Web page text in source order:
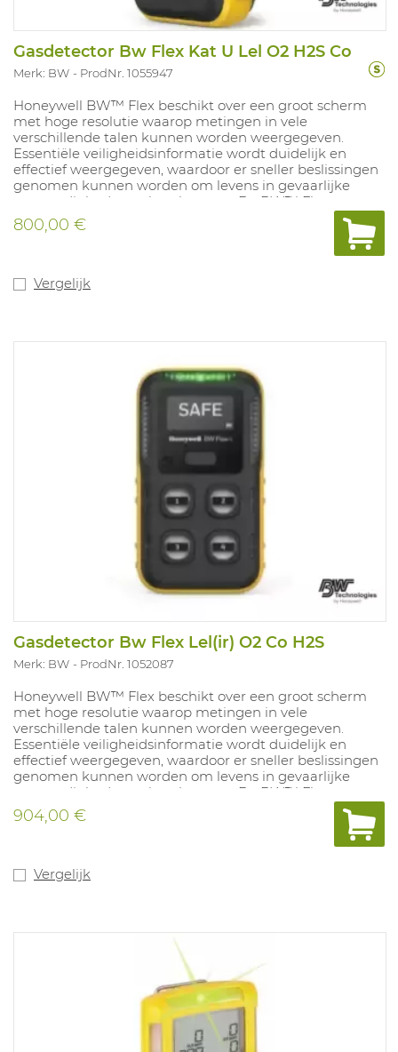
Gasdetector Bw Flex Kat U Lel O2 H2S Co
Merk: BW ProdNr. 1055947
Honeywell BW™ Flex beschikt over een groot scherm
met hoge resolutie waarop metingen in vele
verschillende talen kunnen worden weergegeven.
Essentiële veiligheidsinformatie wordt duidelijk en
effectief weergegeven, waardoor er sneller beslissingen
genomen kunnen worden om levens in gevaarlijke
omstandigheden te beschermen. De BW™ Flex
gebruikt intelligente sensoren uit de i-serie. Deze
sensoren monitoren in real time de sensorstatus en
maken geavanceerd preventief ijken mogelijk. Ook
en het einde van het productleven. Door deze
van 4,5u, compatibel met Intellidox. Versie met
800,00 €
Vergelijk
Gasdetector Bw Flex Lel(ir) O2 Co H2S
Merk: BW ProdNr. 1052087
Honeywell BW™ Flex beschikt over een groot scherm
met hoge resolutie waarop metingen in vele
verschillende talen kunnen worden weergegeven.
Essentiële veiligheidsinformatie wordt duidelijk en
effectief weergegeven, waardoor er sneller beslissingen
genomen kunnen worden om levens in gevaarlijke
omstandigheden te beschermen. De BW™ Flex
gebruikt intelligente sensoren uit de i-serie. Deze
sensoren monitoren in real time de sensorstatus en
maken geavanceerd preventief ijken mogelijk. Ook
en het einde van het productleven. Door deze
van 4,5u, compatibel met Intellidox. De Infrarood OEG-
sensor met laag vermogen is bestand tegen
siliconenvergifitiging wat betekent dat er een
nauwkeurige controle van brandbare gassen
plaatsvindt. Eenvoudig in gebruik, bediening met 1
knop. Versie met Infrarood LEL (10 en 20%), O2 (19,5-
23,5%), CO (TWA 20 ppm, STEL 100 ppm - L 20 ppm en H
100 ppm) en H2S (TWA 1,6 ppm, STEL 4ppm- L 5 ppm en
904,00 €
Vergelijk